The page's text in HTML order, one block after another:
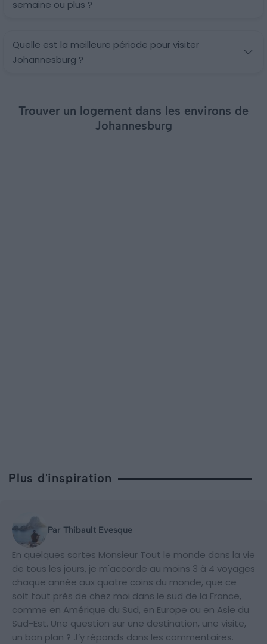
semaine ou plus ?
Quelle est la meilleure période pour visiter
Johannesburg ?
Trouver un logement dans les environs de
Johannesburg
Plus d'inspiration
Par Thibault Evesque
En quelques sortes Monsieur Tout le monde dans la vie
de tous les jours, je m'accorde au moins 3 à 4 voyages
chaque année aux quatre coins du monde, que ce
soit tout près de chez moi dans le sud de la France,
comme en Amérique du Sud, en Europe ou en Asie du
Sud-Est. Une question sur une destination, une visite,
un bon plan ? J’y réponds dans les commentaires.